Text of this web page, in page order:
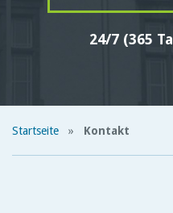
24/7 (365
Startseite » Kontakt